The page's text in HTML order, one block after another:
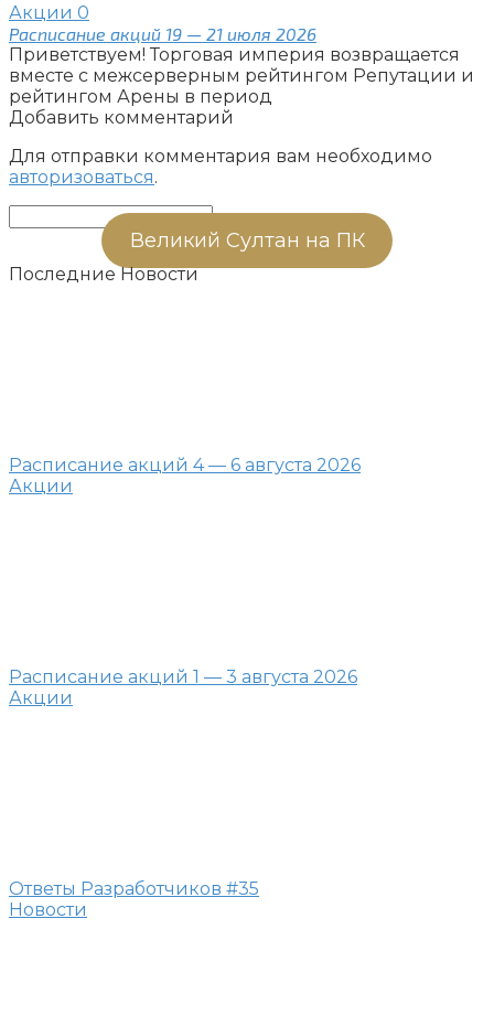
Акции 0
Расписание акций 19 — 21 июля 2026
Приветствуем! Торговая империя возвращается
вместе с межсерверным рейтингом Репутации и
рейтингом Арены в период
Добавить комментарий
Для отправки комментария вам необходимо
авторизоваться.
Великий Султан на ПК
Последние Новости
Расписание акций 4 — 6 августа 2026
Акции
Расписание акций 1 — 3 августа 2026
Акции
Ответы Разработчиков #35
Новости